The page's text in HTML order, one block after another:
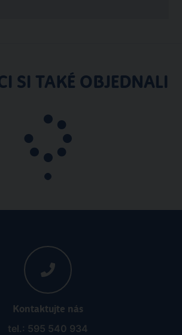
SI TAKÉ OBJEDNALI
Kontaktujte nás
tel.: 595 540 934